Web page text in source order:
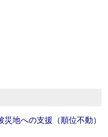
地への支援（順位不動）